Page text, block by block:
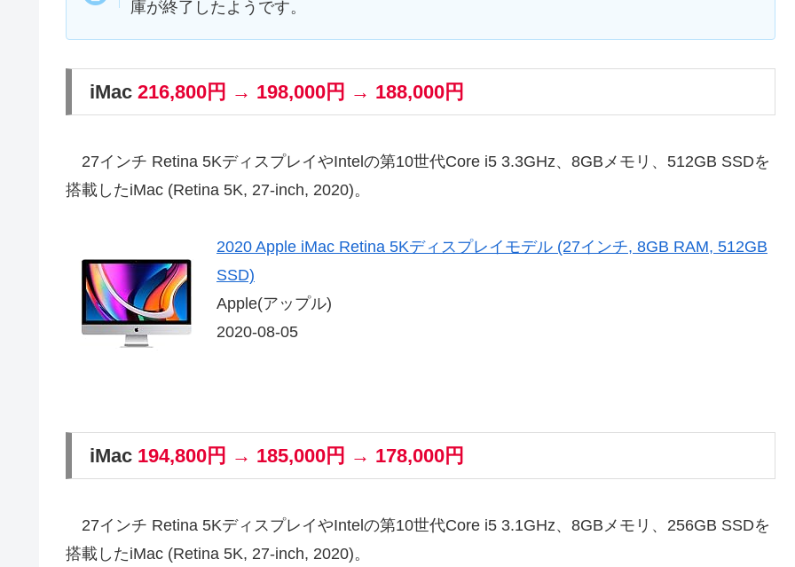
庫が終了したようです。
iMac 216,800円 → 198,000円 → 188,000円
27インチ Retina 5KディスプレイやIntelの第10世代Core i5 3.3GHz、8GBメモリ、512GB SSDを
搭載したiMac (Retina 5K, 27-inch, 2020)。
2020 Apple iMac Retina 5Kディスプレイモデル (27インチ, 8GB RAM, 512GB
SSD)
Apple(アップル)
2020-08-05
iMac 194,800円 → 185,000円 → 178,000円
27インチ Retina 5KディスプレイやIntelの第10世代Core i5 3.1GHz、8GBメモリ、256GB SSDを
搭載したiMac (Retina 5K, 27-inch, 2020)。